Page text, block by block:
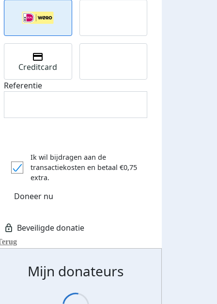
op social
Creditcard
Referentie
Ik wil bijdragen aan de
transactiekosten en betaal €0,75
extra.
Doneer nu
Mijn donateurs